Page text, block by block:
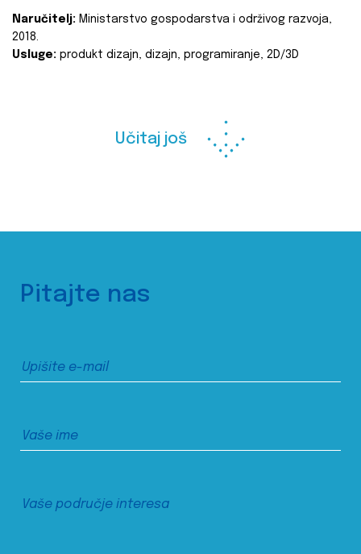
Naručitelj: Ministarstvo gospodarstva i održivog razvoja,
2018.
Usluge: produkt dizajn, dizajn, programiranje, 2D/3D
Učitaj još
Pitajte nas